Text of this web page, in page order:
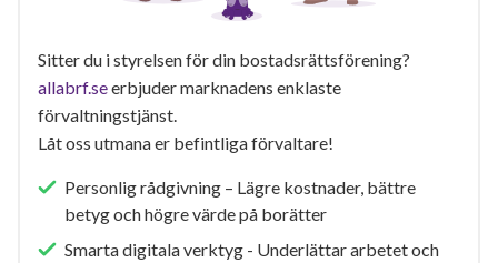
Sitter du i styrelsen för din bostadsrättsförening?
allabrf.seerbjuder marknadens enklaste
förvaltningstjänst.
Låt oss utmana er befintliga förvaltare!
Personlig rådgivning – Lägre kostnader, bättre
betyg och högre värde på borätter
Smarta digitala verktyg - Underlättar arbetet och